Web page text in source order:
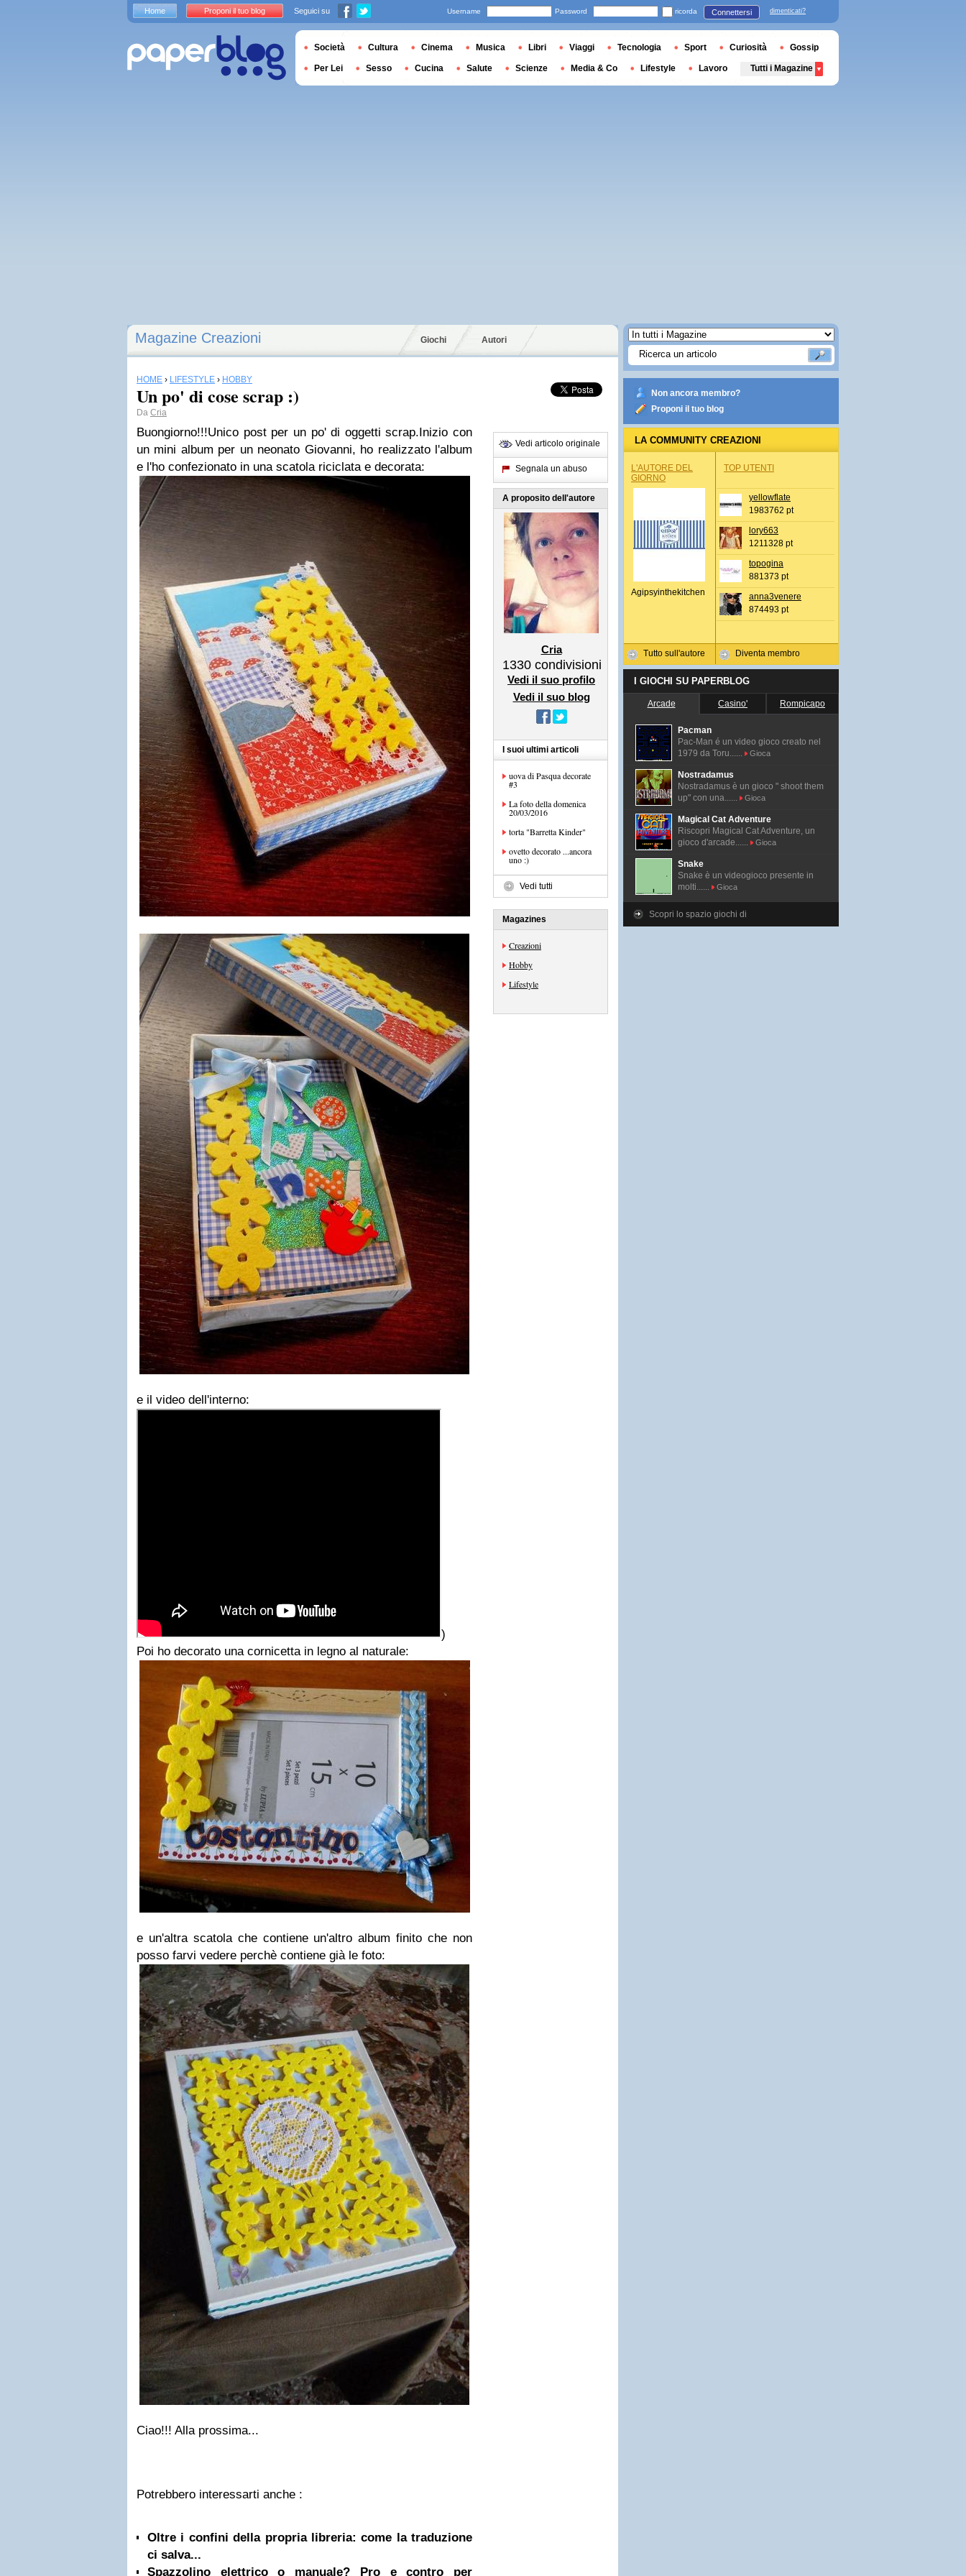
Magazine Creazioni Giochi Autori
HOME › LIFESTYLE › HOBBY
Un po' di cose scrap :)
Da Cria
Buongiorno!!!Unico post per un po' di oggetti scrap.Inizio con
un mini album per un neonato Giovanni, ho realizzato l'album
e l'ho confezionato in una scatola riciclata e decorata:
e il video dell'interno:
)
Poi ho decorato una cornicetta in legno al naturale:
e un'altra scatola che contiene un'altro album finito che non
posso farvi vedere perchè contiene già le foto:
Ciao!!! Alla prossima...
Potrebbero interessarti anche :
Oltre i confini della propria libreria: come la traduzione
ci salva...
Spazzolino elettrico o manuale? Pro e contro per
Vedi articolo originale
Segnala un abuso
A proposito dell'autore
Cria
1330 condivisioni
Vedi il suo profilo
Vedi il suo blog
I suoi ultimi articoli
uova di Pasqua decorate
#3
La foto della domenica
20/03/2016
torta "Barretta Kinder"
ovetto decorato ...ancora
uno :)
Vedi tutti
Magazines
Creazioni
Hobby
Lifestyle
Non ancora membro?
Proponi il tuo blog
LA COMMUNITY CREAZIONI
L'AUTORE DEL
GIORNO
Agipsyinthekitchen
Tutto sull'autore
TOP UTENTI
yellowflate
1983762 pt
lory663
1211328 pt
topogina
881373 pt
anna3venere
874493 pt
Diventa membro
I GIOCHI SU PAPERBLOG
Arcade Casino' Rompicapo
Pacman
Pac-Man é un video gioco creato nel
1979 da Toru......
Gioca
Nostradamus
Nostradamus è un gioco " shoot them
up" con una......
Gioca
Magical Cat Adventure
Riscopri Magical Cat Adventure, un
gioco d'arcade......
Gioca
Snake
Snake è un videogioco presente in
molti......
Gioca
Scopri lo spazio giochi di
Home Proponi il tuo blog Seguici su Username Password ricorda Connettersi dimenticati?
Società Cultura Cinema Musica Libri Viaggi Tecnologia Sport Curiosità Gossip
Per Lei Sesso Cucina Salute Scienze Media & Co Lifestyle Lavoro Tutti i Magazine